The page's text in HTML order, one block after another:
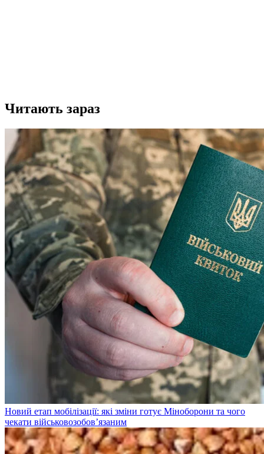
Читають зараз
Новий етап мобілізації: які зміни готує Міноборони та чого
чекати військовозобов’язаним